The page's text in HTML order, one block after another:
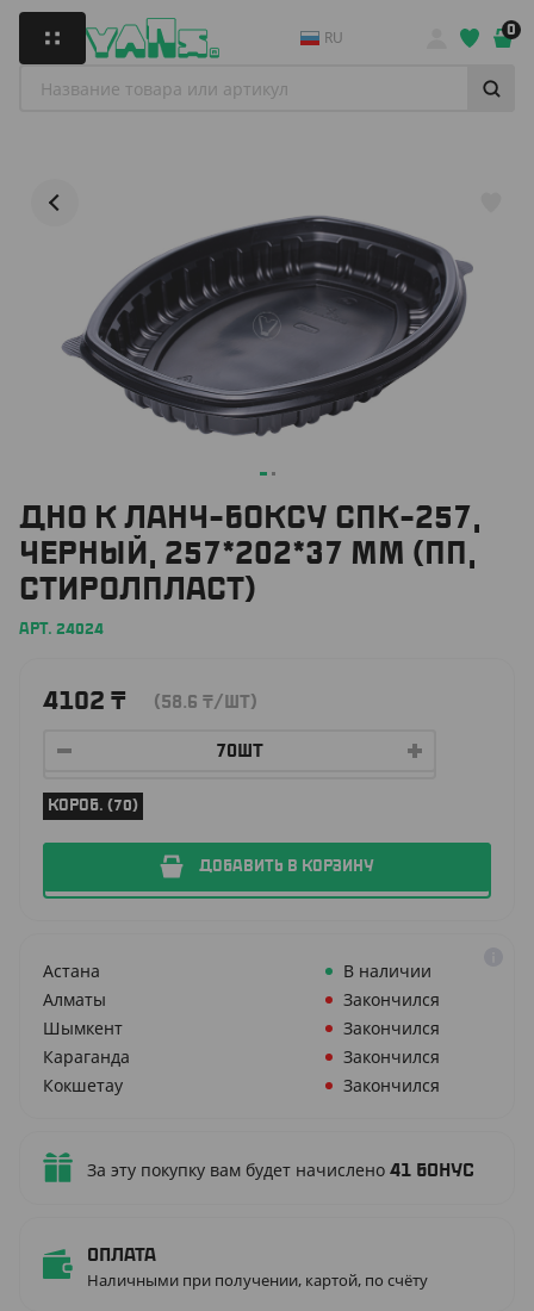
RU 0
ДНО К ЛАНЧ-БОКСУ СПК-257,
ЧЕРНЫЙ, 257*202*37 ММ (ПП,
СТИРОЛПЛАСТ)
АРТ. 24024
4102 ₸ (58.6 ₸/ШТ)
КОРОБ. (70)
ДОБАВИТЬ В КОРЗИНУ
Астана
В наличии
Алматы
Закончился
Шымкент
Закончился
Караганда
Закончился
Кокшетау
Закончился
За эту покупку вам будет начислено 41 бонус
Оплата
Наличными при получении, картой, по счёту